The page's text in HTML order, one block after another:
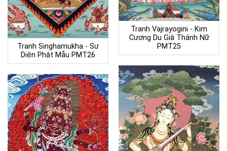
Tranh Vajrayogini - Kim
Cương Du Già Thánh Nữ
PMT25
Tranh Singhamukha - Sư
Diện Phật Mẫu PMT26